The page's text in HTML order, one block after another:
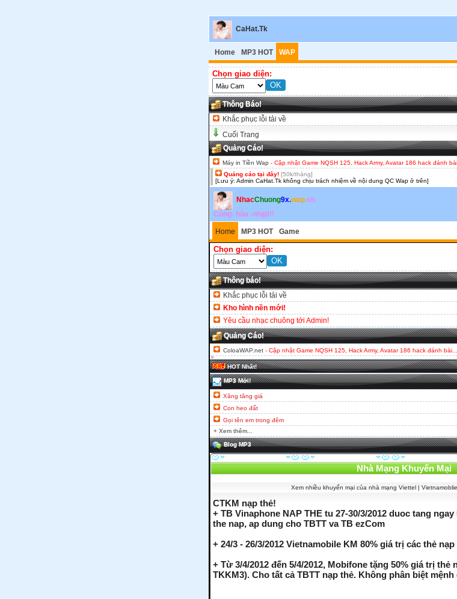
CaHat.Tk
Home MP3 HOT WAP
Chọn giao diện:
Thông Báo!
Khắc phục lỗi tải về
Cuối Trang
Quảng Cáo!
Máy in Tiền Wap - Cập nhật Game NQSH 125, Hack Army, Avatar 186 hack đánh
Quảng cáo tại đây! [50k/tháng]
[Lưu ý: Admin CaHat.Tk không chịu trách nhiệm về nội dung QC Wap ở trên]
NhacChuong9x.wap.sh
Cùng- hòa -nhịp!!!
Home MP3 HOT Game
Chọn giao diện:
Thông báo!
Khắc phục lỗi tải về
Kho hình nền mới!
Yêu cầu nhạc chuông tới Admin!
Quảng Cáo!
ColoaWAP.net - Cập nhật Game NQSH 125, Hack Army, Avatar 186 hack đánh bài...
HOT Nhất!
MP3 Mới!
Xăng tăng giá
Con heo đất
Gọi tên em trong đêm
+ Xem thêm...
Blog MP3
Nhà Mạng Khuyến Mại
Xem nhiều khuyến mại của nhà mạng Viettel |
CTKM nạp thẻ!
+ TB Vinaphone NAP THE tu 27-30/3/2012 duoc tang
the nap, ap dung cho TBTT va TB ezCom
+ 24/3 - 26/3/2012 Vietnamobile KM 80% giá trị các thẻ
+ Từ 3/4/2012 đến 5/4/2012, Mobifone tặng 50% giá trị thẻ
TKKM3). Cho tất cả TBTT nạp thẻ. Không phân biệt